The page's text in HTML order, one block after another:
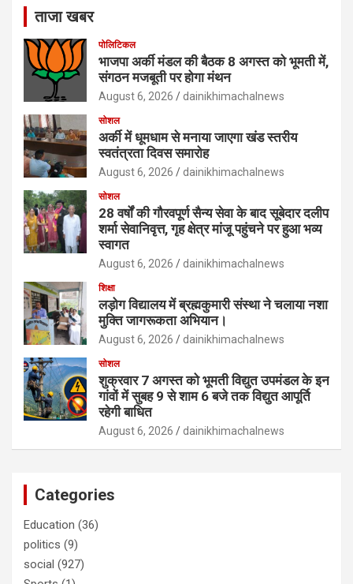
ताजा खबर
पोलिटिकल
भाजपा अर्की मंडल की बैठक 8 अगस्त को भूमती में,
संगठन मजबूती पर होगा मंथन
August 6, 2026 dainikhimachalnews
सोशल
अर्की में धूमधाम से मनाया जाएगा खंड स्तरीय
स्वतंत्रता दिवस समारोह
August 6, 2026 dainikhimachalnews
सोशल
28 वर्षों की गौरवपूर्ण सैन्य सेवा के बाद सूबेदार दलीप
शर्मा सेवानिवृत्त, गृह क्षेत्र मांजू पहुंचने पर हुआ भव्य
स्वागत
August 6, 2026 dainikhimachalnews
शिक्षा
लड़ोग विद्यालय में ब्रह्मकुमारी संस्था ने चलाया नशा
मुक्ति जागरूकता अभियान।
August 6, 2026 dainikhimachalnews
सोशल
शुक्रवार 7 अगस्त को भूमती विद्युत उपमंडल के इन
गांवों में सुबह 9 से शाम 6 बजे तक विद्युत आपूर्ति
रहेगी बाधित
August 6, 2026 dainikhimachalnews
Categories
Education (36)
politics (9)
social (927)